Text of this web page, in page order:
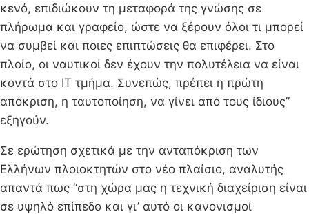
κενό, επιδιώκουν τη μεταφορά της γνώσης σε
πλήρωμα και γραφείο, ώστε να ξέρουν όλοι τι μπορεί
να συμβεί και ποιες επιπτώσεις θα επιφέρει. Στο
πλοίο, οι ναυτικοί δεν έχουν την πολυτέλεια να είναι
κοντά στο IT τμήμα. Συνεπώς, πρέπει η πρώτη
απόκριση, η ταυτοποίηση, να γίνει από τους ίδιους”
εξηγούν.
Σε ερώτηση σχετικά με την ανταπόκριση των
Ελλήνων πλοιοκτητών στο νέο πλαίσιο, αναλυτής
απαντά πως “στη χώρα μας η τεχνική διαχείριση είναι
σε υψηλό επίπεδο και γι’ αυτό οι κανονισμοί